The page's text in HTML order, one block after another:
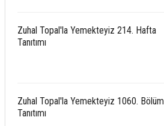
Zuhal Topal'la Yemekteyiz 214. Hafta
Tanıtımı
Zuhal Topal'la Yemekteyiz 1060. Bölüm
Tanıtımı